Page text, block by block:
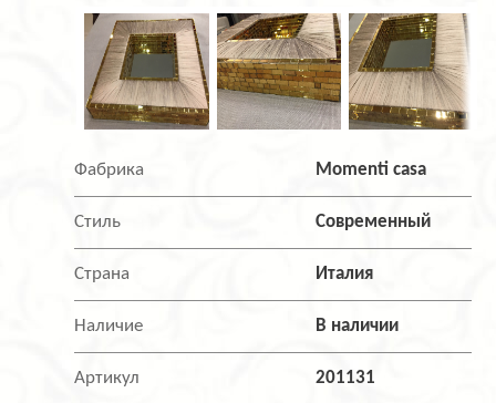
Фабрика Momenti casa
Стиль Современный
Страна Италия
Наличие В наличии
Артикул 201131